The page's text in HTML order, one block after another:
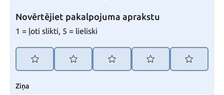
Novērtējiet pakalpojuma aprakstu
1 = ļoti slikti, 5 = lieliski
Ziņa